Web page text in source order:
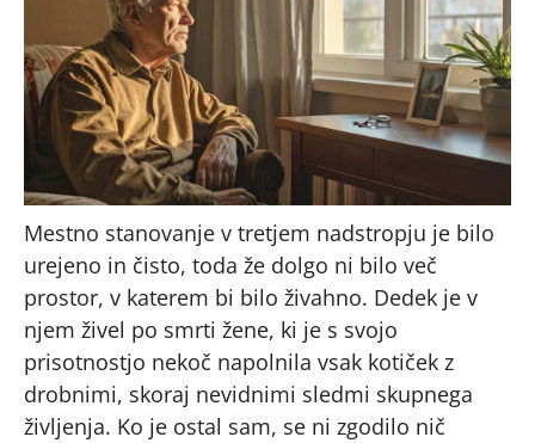
Mestno stanovanje v tretjem nadstropju je bilo
urejeno in čisto, toda že dolgo ni bilo več
prostor, v katerem bi bilo živahno. Dedek je v
njem živel po smrti žene, ki je s svojo
prisotnostjo nekoč napolnila vsak kotiček z
drobnimi, skoraj nevidnimi sledmi skupnega
življenja. Ko je ostal sam, se ni zgodilo nič